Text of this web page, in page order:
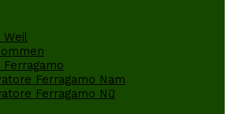
Weil
Ferragamo Nam
Ferragamo Nữ